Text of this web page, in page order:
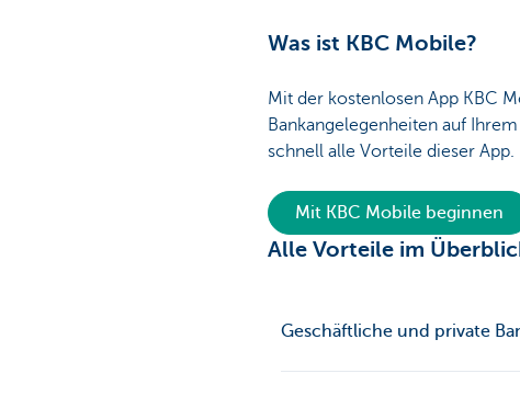
Was ist KBC Mobile?
Mit der kostenlosen App KBC
Bankangelegenheiten auf
schnell alle Vorteile dieser App.
Mit KBC Mobile beginnen
Alle Vorteile im
Geschäftliche und private